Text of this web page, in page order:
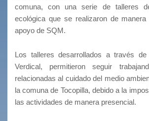
comuna, con una serie de talleres
ecológica que se realizaron de
apoyo de SQM.
Los talleres desarrollados a través
Verdical, permitieron seguir
relacionadas al cuidado del medio
la comuna de Tocopilla, debido a la
las actividades de manera presencial.